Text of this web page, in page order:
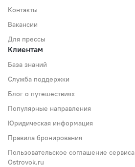
Контакты
Вакансии
Для прессы
Клиентам
База знаний
Служба поддержки
Блог о путешествиях
Популярные направления
Юридическая информация
Правила бронирования
Пользовательское соглашение сервиса
Ostrovok.ru